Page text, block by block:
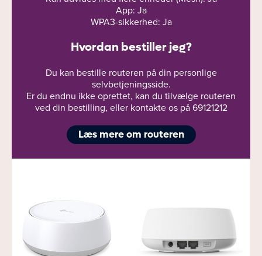
App: Ja
WPA3-sikkerhed: Ja
Hvordan bestiller jeg?
Du kan bestille routeren på din personlige
selvbetjeningsside.
Er du endnu ikke oprettet, kan du tilvælge routeren
ved din bestilling, eller kontakte os på 69121212
Læs mere om routeren